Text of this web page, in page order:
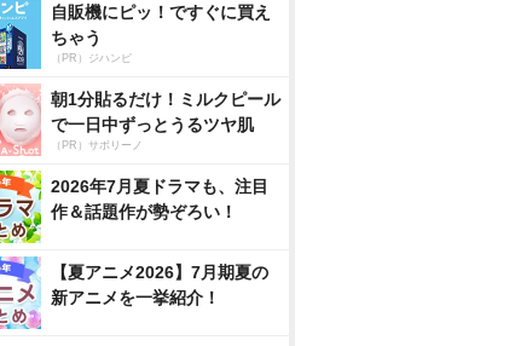
自販機にピッ！ですぐに買え
ちゃう
（PR）ジハンピ
朝1分貼るだけ！ミルクピール
で一日中ずっとうるツヤ肌
（PR）サボリーノ
2026年7月夏ドラマも、注目
作＆話題作が勢ぞろい！
【夏アニメ2026】7月期夏の
新アニメを一挙紹介！